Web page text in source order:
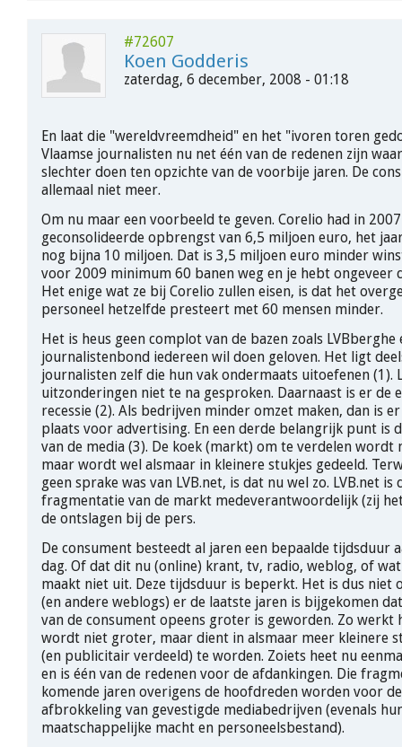
#72607
Koen Godderis
zaterdag, 6 december, 2008 - 01:18
En laat die "wereldvreemdheid" en het "ivoren toren
Vlaamse journalisten nu net één van de redenen zijn
slechter doen ten opzichte van de voorbije jaren. De
allemaal niet meer.
Om nu maar een voorbeeld te geven. Corelio had in
geconsolideerde opbrengst van 6,5 miljoen euro, het
nog bijna 10 miljoen. Dat is 3,5 miljoen euro minder
voor 2009 minimum 60 banen weg en je hebt ongeveer
Het enige wat ze bij Corelio zullen eisen, is dat het
personeel hetzelfde presteert met 60 mensen minder.
Het is heus geen complot van de bazen zoals LVBberghe
journalistenbond iedereen wil doen geloven. Het ligt
journalisten zelf die hun vak ondermaats uitoefenen (1).
uitzonderingen niet te na gesproken. Daarnaast is er de
recessie (2). Als bedrijven minder omzet maken, dan is
plaats voor advertising. En een derde belangrijk punt is
van de media (3). De koek (markt) om te verdelen wordt
maar wordt wel alsmaar in kleinere stukjes gedeeld.
geen sprake was van LVB.net, is dat nu wel zo. LVB.net is
fragmentatie van de markt medeverantwoordelijk (zij
de ontslagen bij de pers.
De consument besteedt al jaren een bepaalde tijdsduur
dag. Of dat dit nu (online) krant, tv, radio, weblog, of
maakt niet uit. Deze tijdsduur is beperkt. Het is dus niet
(en andere weblogs) er de laatste jaren is bijgekomen
van de consument opeens groter is geworden. Zo werkt
wordt niet groter, maar dient in alsmaar meer kleinere
(en publicitair verdeeld) te worden. Zoiets heet nu
en is één van de redenen voor de afdankingen. Die
komende jaren overigens de hoofdreden worden voor
afbrokkeling van gevestigde mediabedrijven (evenals
maatschappelijke macht en personeelsbestand).